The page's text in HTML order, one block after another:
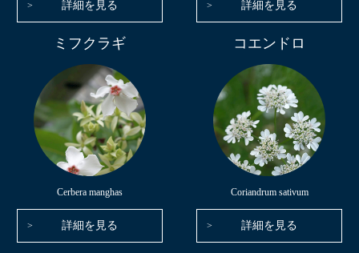
詳細を見る 詳細を見る
ミフクラギ
Cerbera manghas
詳細を見る
コエンドロ
Coriandrum sativum
詳細を見る